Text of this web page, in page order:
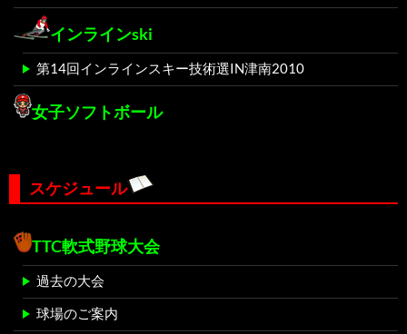
インラインski
第14回インラインスキー技術選IN津南2010
女子ソフトボール
スケジュール
TTC軟式野球大会
過去の大会
球場のご案内